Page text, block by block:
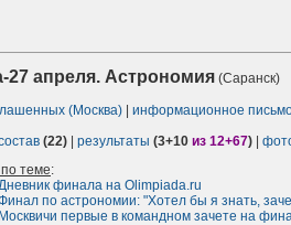
27 апреля. Астрономия (Саранск)
(Москва) информационное
(22) результаты (3+10 из 12+67)
теме:
финала на Olimpiada.ru
по астрономии: "Хотел бы я знать,
Москвичи первые в командном зачете на